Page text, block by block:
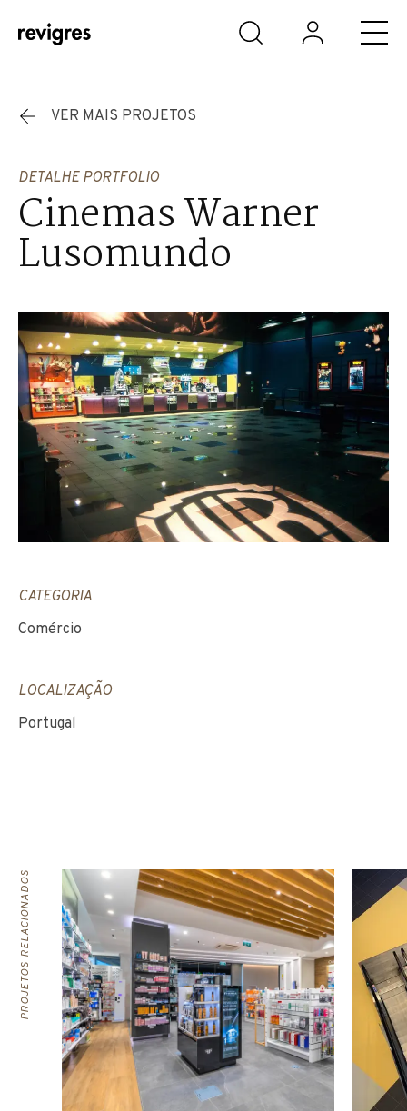
Saltar para o conteúdo principal
VER MAIS PROJETOS
DETALHE PORTFOLIO
Cinemas Warner
Lusomundo
CATEGORIA
Comércio
LOCALIZAÇÃO
Portugal
PROJETOS RELACIONADOS